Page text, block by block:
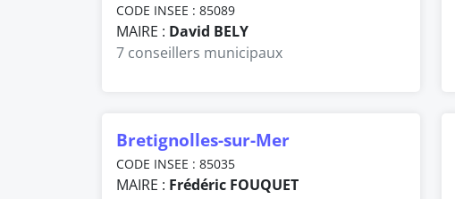
CODE INSEE : 85089
MAIRE : David BELY
7 conseillers municipaux
Bretignolles-sur-Mer
CODE INSEE : 85035
MAIRE : Frédéric FOUQUET